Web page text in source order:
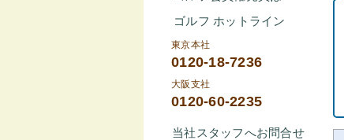
ゴルフ ホットライン
東京本社
0120-18-7236
大阪支社
0120-60-2235
当社スタッフへお問合せ